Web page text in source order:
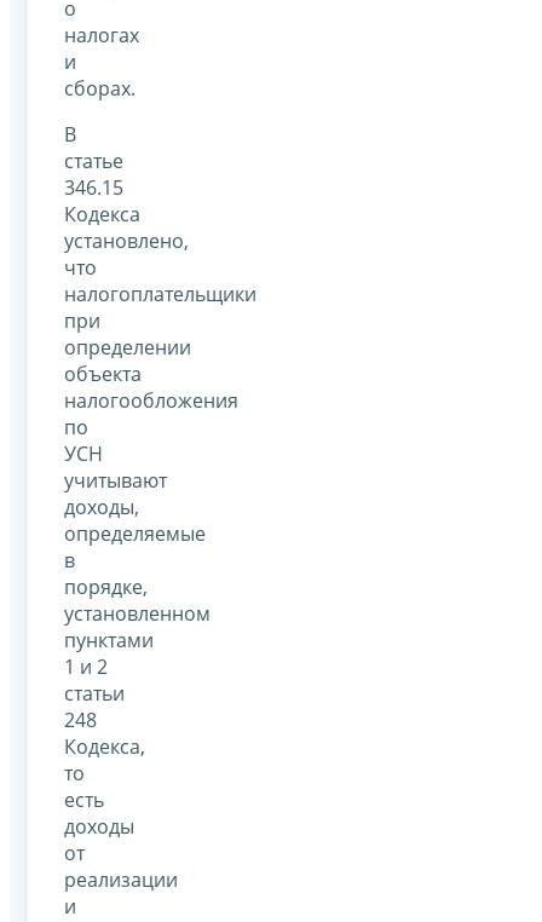
о
налогах
и
сборах.
В
статье
346.15
Кодекса
установлено,
что
налогоплательщики
при
определении
объекта
налогообложения
по
УСН
учитывают
доходы,
определяемые
в
порядке,
установленном
пунктами
1 и 2
статьи
248
Кодекса,
то
есть
доходы
от
реализации
и